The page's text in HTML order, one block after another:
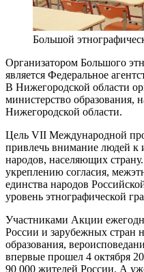
Большой
Организатором Большого
является Федеральное
В Нижегородской области
министерство образования,
Нижегородской области.
Цель VII Международной
привлечь внимание людей к
народов, населяющих
укреплению согласия,
единства народов
уровень этнографической
Участниками Акции
России и зарубежных стран
образования,
впервые прошел 4 октября
90 000 жителей России. А